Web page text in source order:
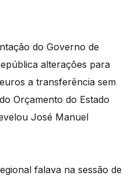
do Governo de
alterações para
a transferência sem
Orçamento do Estado
José Manuel
falava na sessão de